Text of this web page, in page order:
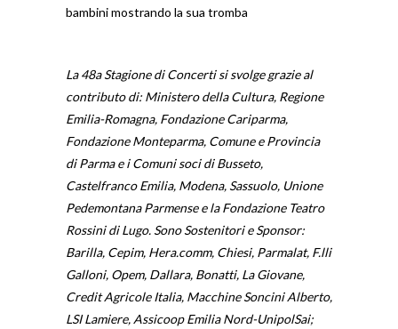
bambini mostrando la sua tromba
La 48a Stagione di Concerti si svolge grazie al
contributo di: Ministero della Cultura, Regione
Emilia-Romagna, Fondazione Cariparma,
Fondazione Monteparma, Comune e Provincia
di Parma e i Comuni soci di Busseto,
Castelfranco Emilia, Modena, Sassuolo, Unione
Pedemontana Parmense e la Fondazione Teatro
Rossini di Lugo. Sono Sostenitori e Sponsor:
Barilla, Cepim, Hera.comm, Chiesi, Parmalat, F.lli
Galloni, Opem, Dallara, Bonatti, La Giovane,
Credit Agricole Italia, Macchine Soncini Alberto,
LSI Lamiere, Assicoop Emilia Nord-UnipolSai;